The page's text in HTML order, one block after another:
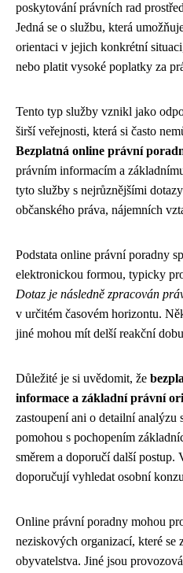
poskytování právních rad
Jedná se o službu, která
orientaci v jejich konkrétní
nebo platit vysoké poplatky za
Tento typ služby vznikl jako
širší veřejnosti, která si často
Bezplatná online právní
právním informacím a
tyto služby s nejrůznějšími
občanského práva, nájemních
Podstata online právní poradny
elektronickou formou, typicky
Dotaz je následně zpracován
v určitém časovém horizontu.
jiné mohou mít delší reakční
Důležité je si uvědomit, že
informace a základní právní
zastoupení ani o detailní
pomohou s pochopením
směrem a doporučí další
doporučují vyhledat osobní
Online právní poradny mohou
neziskových organizací, které se
obyvatelstva. Jiné jsou